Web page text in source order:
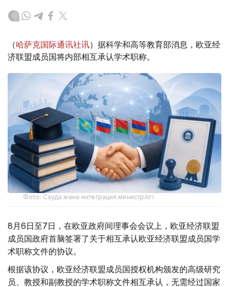
（哈萨克国际通讯社讯）据科学和高等教育部消息，欧亚经
济联盟成员国将内部相互承认学术职称。
Фото: Сауда және интеграция министрлігі
8月6日至7日，在欧亚政府间理事会会议上，欧亚经济联盟
成员国政府首脑签署了关于相互承认欧亚经济联盟成员国学
术职称文件的协议。
根据该协议，欧亚经济联盟成员国授权机构颁发的高级研究
员、教授和副教授的学术职称文件相互承认，无需经过国家